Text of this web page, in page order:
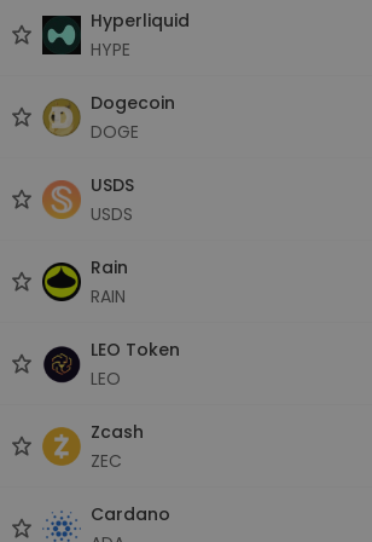
Hyperliquid
HYPE
Dogecoin
DOGE
USDS
USDS
Rain
RAIN
LEO Token
LEO
Zcash
ZEC
Cardano